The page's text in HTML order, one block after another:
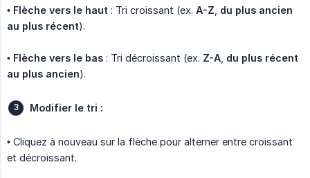
• Flèche vers le haut : Tri croissant (ex. A-Z du plus ancien
au plus récent).
• Flèche vers le bas : Tri décroissant (ex. Z-A du plus récent
au plus ancien).
Modifier le tri :
• Cliquez à nouveau sur la flèche pour alterner entre croissant
et décroissant.